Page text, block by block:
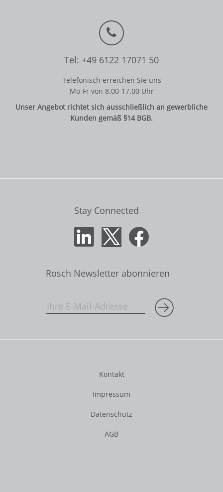
Tel: +49 6122 17071 50
Telefonisch erreichen Sie uns
Mo-Fr von 8.00-17.00 Uhr
Unser Angebot richtet sich ausschließlich an gewerbliche
Kunden gemäß §14 BGB.
Stay Connected
Rosch Newsletter abonnieren
Kontakt
Impressum
Datenschutz
AGB